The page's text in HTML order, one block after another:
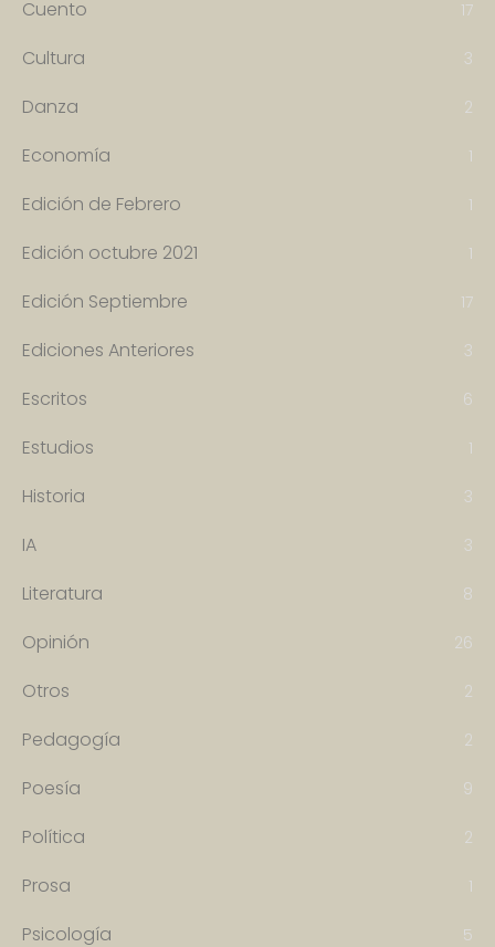
Cuento 17
Cultura 3
Danza 2
Economía 1
Edición de Febrero 1
Edición octubre 2021 1
Edición Septiembre 17
Ediciones Anteriores 3
Escritos 6
Estudios 1
Historia 3
IA 3
Literatura 8
Opinión 26
Otros 2
Pedagogía 2
Poesía 9
Política 2
Prosa 1
Psicología 5